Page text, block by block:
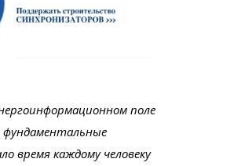
поле
время каждому человеку